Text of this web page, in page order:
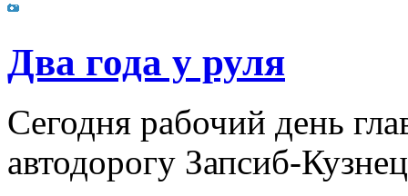
Два года у руля
Сегодня рабочий день
автодорогу Запсиб-